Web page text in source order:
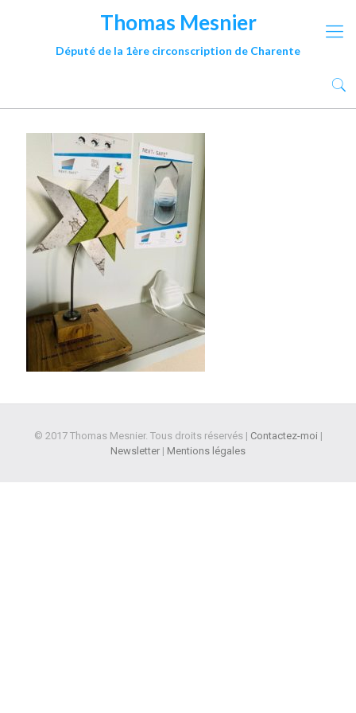
Thomas Mesnier
Député de la 1ère circonscription de Charente
© 2017 Thomas Mesnier. Tous droits réservés | Contactez-moi |
Newsletter | Mentions légales